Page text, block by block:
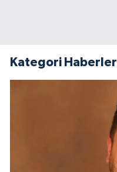
Kategori Haberler